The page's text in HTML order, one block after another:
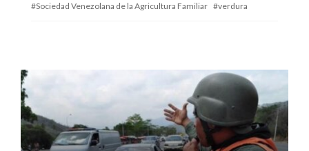
Sociedad Venezolana de la Agricultura Familiar
verdura